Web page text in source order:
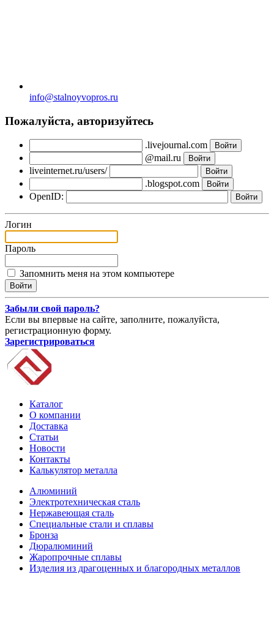
info@stalnoyvopros.ru
Пожалуйста, авторизуйтесь
.livejournal.com
@mail.ru
liveinternet.ru/users/
.blogspot.com
OpenID:
Логин
Пароль
Запомнить меня на этом компьютере
Забыли свой пароль?
Если вы впервые на сайте, заполните, пожалуйста,
регистрационную форму.
Зарегистрироваться
Каталог
О компании
Доставка
Статьи
Новости
Контакты
Калькулятор металла
Алюминий
Электротехническая сталь
Нержавеющая сталь
Специальные стали и сплавы
Бронза
Дюралюминий
Жаропрочные сплавы
Изделия из драгоценных и благородных металлов